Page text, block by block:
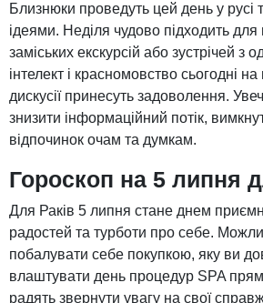
Близнюки проведуть цей день у русі
ідеями. Неділя чудово підходить для
заміських екскурсій або зустрічей
інтелект і красномовство сьогодні на
дискусії принесуть задоволення.
знизити інформаційний потік,
відпочинок очам та думкам.
Гороскоп на 5 липня
Для Раків 5 липня стане днем
радостей та турботи про себе.
побалувати себе покупкою, яку ви
влаштувати день процедур SPA
радять звернути увагу на свої